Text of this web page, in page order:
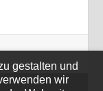
gestalten und
wir